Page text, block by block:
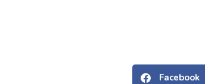
Facebook